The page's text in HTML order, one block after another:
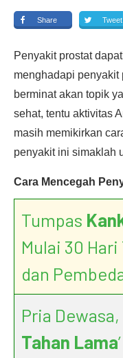
Share Tweet
Penyakit prostat
menghadapi penyakit
berminat akan topik
sehat, tentu aktivitas
masih memikirkan
penyakit ini simaklah
Cara Mencegah
Tumpas
Mulai 30
dan
Pria Dewasa,
Tahan Lama